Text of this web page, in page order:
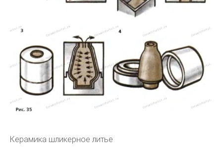
Керамика шликерное литье